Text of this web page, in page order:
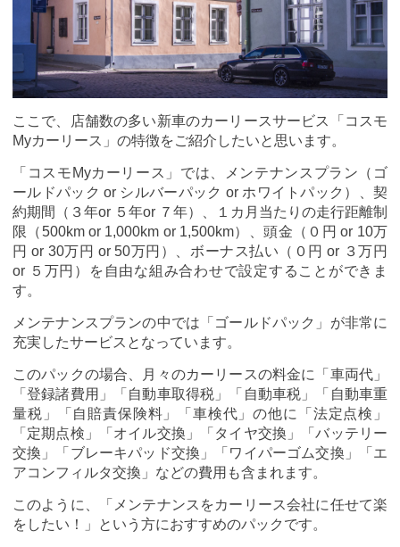
ここで、店舗数の多い新車のカーリースサービス「コスモ
Myカーリース」の特徴をご紹介したいと思います。
「コスモMyカーリース」では、メンテナンスプラン（ゴ
ールドパック or シルバーパック or ホワイトパック）、契
約期間（３年or ５年or ７年）、１カ月当たりの走行距離制
限（500km or 1,000km or 1,500km）、頭金（０円 or 10万
円 or 30万円 or 50万円）、ボーナス払い（０円 or ３万円
or ５万円）を自由な組み合わせで設定することができま
す。
メンテナンスプランの中では「ゴールドパック」が非常に
充実したサービスとなっています。
このパックの場合、月々のカーリースの料金に「車両代」
「登録諸費用」「自動車取得税」「自動車税」「自動車重
量税」「自賠責保険料」「車検代」の他に「法定点検」
「定期点検」「オイル交換」「タイヤ交換」「バッテリー
交換」「ブレーキパッド交換」「ワイパーゴム交換」「エ
アコンフィルタ交換」などの費用も含まれます。
このように、「メンテナンスをカーリース会社に任せて楽
をしたい！」という方におすすめのパックです。